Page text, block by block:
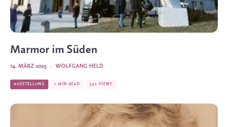
Marmor im Süden
WOLFGANG HELD
·
14. MÄRZ 2025
AUSSTELLUNG 1 MIN READ 352 VIEWS